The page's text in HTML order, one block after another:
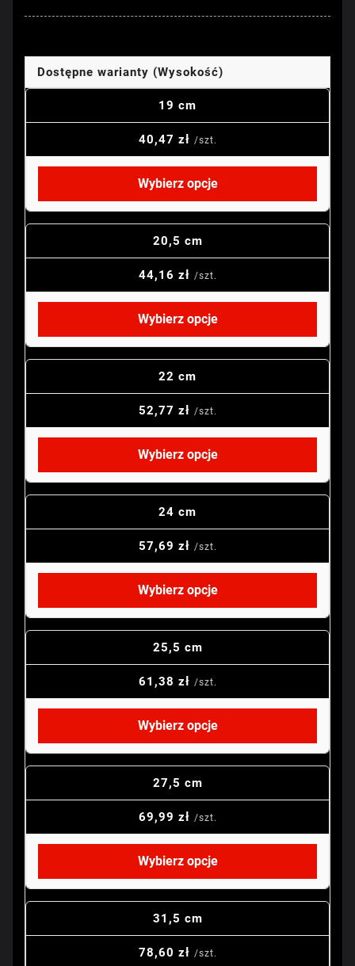
Dostępne warianty (Wysokość)
19 cm
40,47 zł /szt.
Wybierz opcje
20,5 cm
44,16 zł /szt.
Wybierz opcje
22 cm
52,77 zł /szt.
Wybierz opcje
24 cm
57,69 zł /szt.
Wybierz opcje
25,5 cm
61,38 zł /szt.
Wybierz opcje
27,5 cm
69,99 zł /szt.
Wybierz opcje
31,5 cm
78,60 zł /szt.